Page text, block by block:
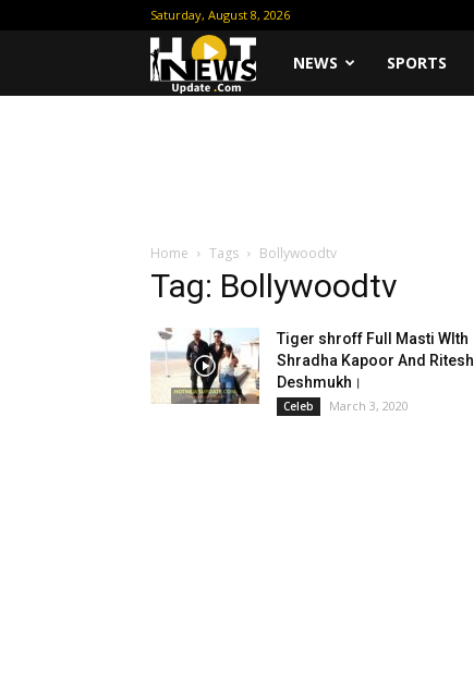
Saturday, August 8, 2026
HotNEWS SPORTS
Home Tags Bollywoodtv
Tag: Bollywoodtv
Tiger shroff Full Masti WIth
Shradha Kapoor And Ritesh
Deshmukh।
Celeb March 3, 2020